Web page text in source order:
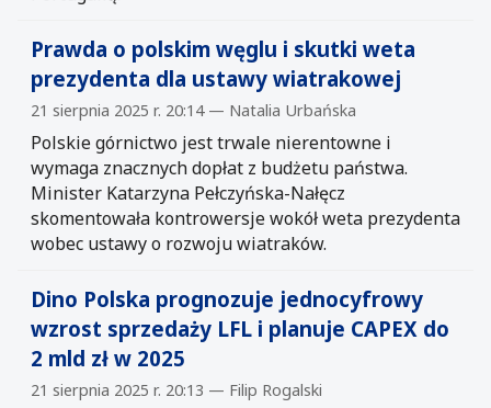
Prawda o polskim węglu i skutki weta
prezydenta dla ustawy wiatrakowej
21 sierpnia 2025 r. 20:14 — Natalia Urbańska
Polskie górnictwo jest trwale nierentowne i
wymaga znacznych dopłat z budżetu państwa.
Minister Katarzyna Pełczyńska-Nałęcz
skomentowała kontrowersje wokół weta prezydenta
wobec ustawy o rozwoju wiatraków.
Dino Polska prognozuje jednocyfrowy
wzrost sprzedaży LFL i planuje CAPEX do
2 mld zł w 2025
21 sierpnia 2025 r. 20:13 — Filip Rogalski